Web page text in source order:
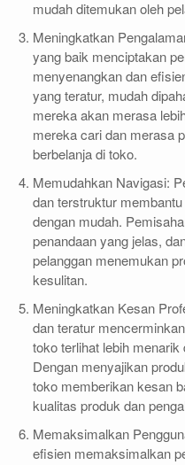
mudah ditemukan oleh
Meningkatkan
yang baik menciptakan
menyenangkan dan
yang teratur, mudah
mereka akan merasa
mereka cari dan merasa
berbelanja di toko.
Memudahkan Navigasi:
dan terstruktur
dengan mudah.
penandaan yang jelas,
pelanggan menemukan
kesulitan.
Meningkatkan Kesan
dan teratur
toko terlihat lebih
Dengan menyajikan
toko memberikan kesan
kualitas produk dan
Memaksimalkan
efisien memaksimalkan